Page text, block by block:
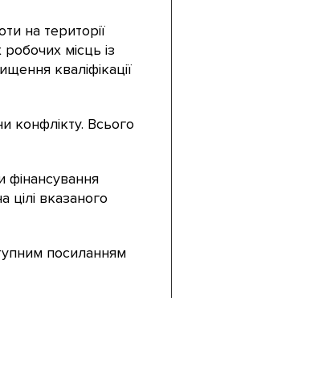
на території
місць із
кваліфікації
конфлікту. Всього
цілі вказаного
посиланням